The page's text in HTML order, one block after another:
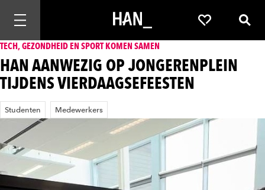
Mobiele navigatie openen Favorieten
TECH, GEZONDHEID EN SPORT KOMEN SAMEN
HAN AANWEZIG OP JONGERENPLEIN
TIJDENS VIERDAAGSEFEESTEN
Studenten Medewerkers